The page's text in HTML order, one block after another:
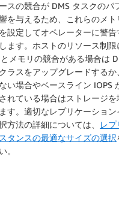
スの競合が DMS タスクのパ
を与えるため、これらのメト
設定してオペレーターに警
ます。ホストのリソース制限
とメモリの競合がある場合は
ラスをアップグレードする
い場合やベースライン IOPS
れている場合はストレージ
す。適切なレプリケーション
方法の詳細については、
レ
タンスの最適なサイズの選択
。